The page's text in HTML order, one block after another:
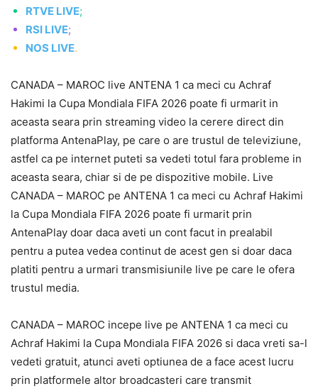
RTVE LIVE;
RSI LIVE;
NOS LIVE.
CANADA – MAROC live ANTENA 1 ca meci cu Achraf
Hakimi la Cupa Mondiala FIFA 2026 poate fi urmarit in
aceasta seara prin streaming video la cerere direct din
platforma AntenaPlay, pe care o are trustul de televiziune,
astfel ca pe internet puteti sa vedeti totul fara probleme in
aceasta seara, chiar si de pe dispozitive mobile. Live
CANADA – MAROC pe ANTENA 1 ca meci cu Achraf Hakimi
la Cupa Mondiala FIFA 2026 poate fi urmarit prin
AntenaPlay doar daca aveti un cont facut in prealabil
pentru a putea vedea continut de acest gen si doar daca
platiti pentru a urmari transmisiunile live pe care le ofera
trustul media.
CANADA – MAROC incepe live pe ANTENA 1 ca meci cu
Achraf Hakimi la Cupa Mondiala FIFA 2026 si daca vreti sa-l
vedeti gratuit, atunci aveti optiunea de a face acest lucru
prin platformele altor broadcasteri care transmit